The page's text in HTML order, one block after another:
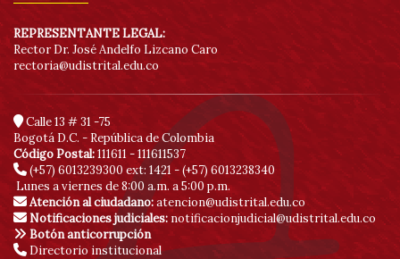
REPRESENTANTE LEGAL:
Rector Dr. José Andelfo Lizcano Caro
rectoria@udistrital.edu.co
Calle 13 # 31 -75
Bogotá D.C. - República de Colombia
Código Postal:111611 - 111611537
(+57) 6013239300 ext: 1421 - (+57) 6013238340
Lunes a viernes de 8:00 a.m. a 5:00 p.m.
Atención al ciudadano:atencion@udistrital.edu.co
Notificaciones judiciales: notificacionjudicial@udistrital.edu.co
Botón anticorrupción
Directorio institucional